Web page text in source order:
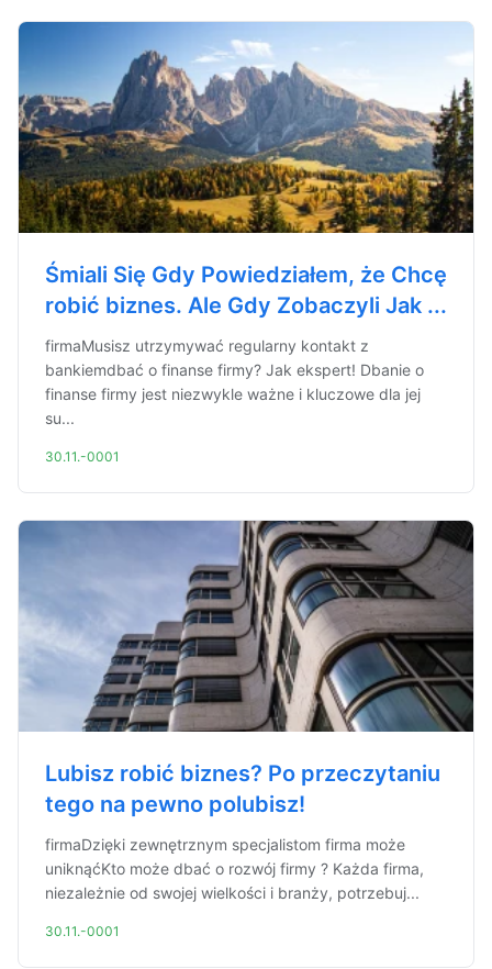
Śmiali Się Gdy Powiedziałem, że Chcę
robić biznes. Ale Gdy Zobaczyli Jak ...
firmaMusisz utrzymywać regularny kontakt z
bankiemdbać o finanse firmy? Jak ekspert! Dbanie o
finanse firmy jest niezwykle ważne i kluczowe dla jej
su...
30.11.-0001
Lubisz robić biznes? Po przeczytaniu
tego na pewno polubisz!
firmaDzięki zewnętrznym specjalistom firma może
uniknąćKto może dbać o rozwój firmy ? Każda firma,
niezależnie od swojej wielkości i branży, potrzebuj...
30.11.-0001